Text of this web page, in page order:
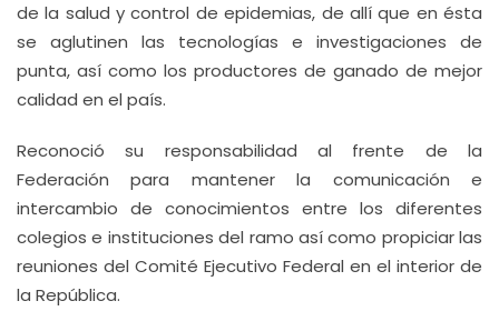
de la salud y control de epidemias, de allí que en ésta
se aglutinen las tecnologías e investigaciones de
punta, así como los productores de ganado de mejor
calidad en el país.
Reconoció su responsabilidad al frente de la
Federación para mantener la comunicación e
intercambio de conocimientos entre los diferentes
colegios e instituciones del ramo así como propiciar las
reuniones del Comité Ejecutivo Federal en el interior de
la República.